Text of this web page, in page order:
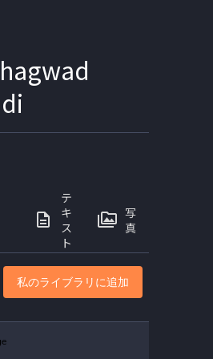
テ
キ
ス
ト
写
真
私のライブラリに追加